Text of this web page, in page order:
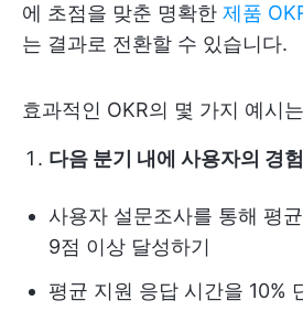
에 초점을 맞춘 명확한 제품
는 결과로 전환할 수 있습니다.
효과적인 OKR의 몇 가지 예시
다음 분기 내에 사용자의 경
사용자 설문조사를 통해 평
9점 이상 달성하기
평균 지원 응답 시간을 10%